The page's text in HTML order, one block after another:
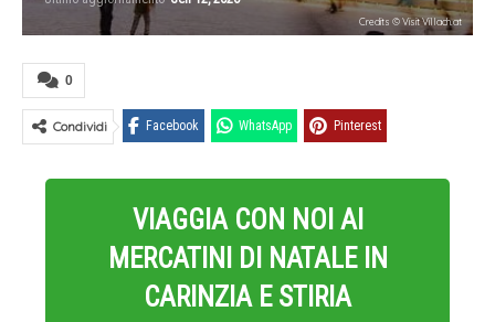
Credits © Visit Villach.at
0
Condividi Facebook WhatsApp Pinterest
VIAGGIA CON NOI AI
MERCATINI DI NATALE IN
CARINZIA E STIRIA